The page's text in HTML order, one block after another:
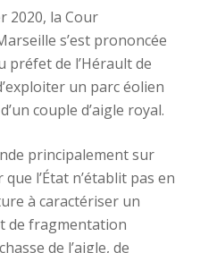
2020, la Cour
s’est prononcée
préfet de l’Hérault de
un parc éolien
couple d’aigle royal.
principalement sur
l’État n’établit pas en
à caractériser un
de fragmentation
de l’aigle, de